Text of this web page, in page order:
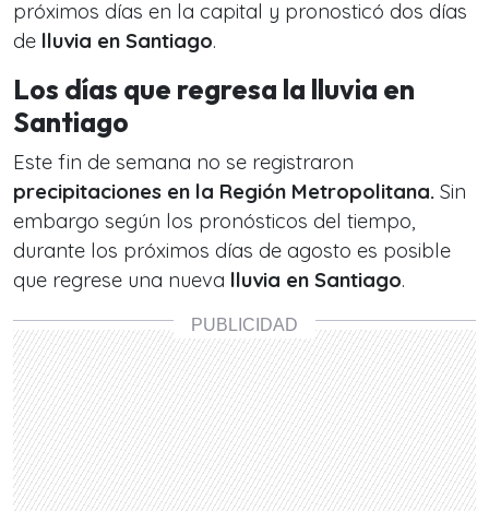
próximos días en la capital y pronosticó dos días
de lluvia en Santiago.
Los días que regresa la lluvia en
Santiago
Este fin de semana no se registraron
precipitaciones en la Región Metropolitana. Sin
embargo según los pronósticos del tiempo,
durante los próximos días de agosto es posible
que regrese una nueva lluvia en Santiago.